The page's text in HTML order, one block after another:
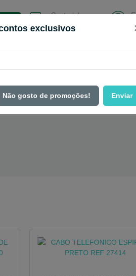
Central de
exclusivos
Não gosto de promoções! Enviar